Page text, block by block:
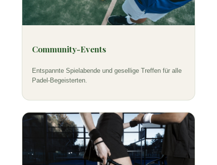
Community-Events
Entspannte Spielabende und gesellige Treffen für alle
Padel-Begeisterten.